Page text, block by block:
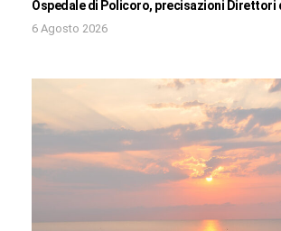
Ospedale di Policoro, precisazioni Direttori
6 Agosto 2026